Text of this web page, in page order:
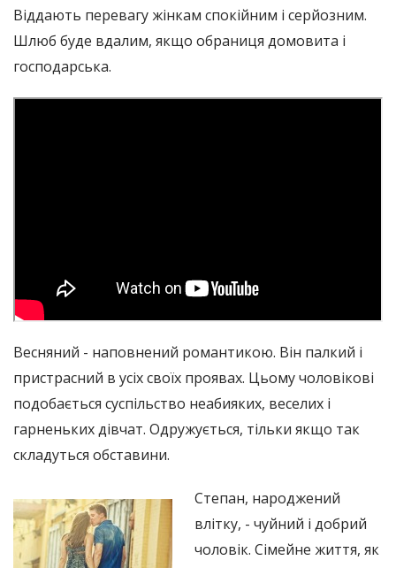
Віддають перевагу жінкам спокійним і серйозним.
Шлюб буде вдалим, якщо обраниця домовита і
господарська.
Весняний - наповнений романтикою. Він палкий і
пристрасний в усіх своїх проявах. Цьому чоловікові
подобається суспільство неабияких, веселих і
гарненьких дівчат. Одружується, тільки якщо так
складуться обставини.
Степан, народжений
влітку, - чуйний і добрий
чоловік. Сімейне життя, як